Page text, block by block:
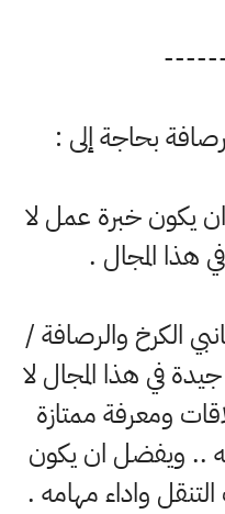
بحاجة إلى :
خبرة عمل لا
والرصافة /
هذا المجال لا
ممتازة
ويفضل ان يكون
واداء مهامه .